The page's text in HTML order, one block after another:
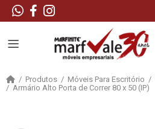
Produtos Móveis Para Escritório
Armário Alto Porta de Correr 80 x 50 (IP)